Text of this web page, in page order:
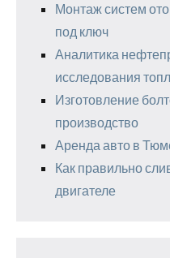
Монтаж систем
под ключ
Аналитика
исследования
Изготовление
производство
Аренда авто в
Как правильно
двигателе